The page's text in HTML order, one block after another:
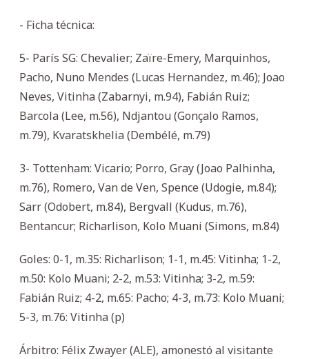
- Ficha técnica:
5- París SG: Chevalier; Zaïre-Emery, Marquinhos,
Pacho, Nuno Mendes (Lucas Hernandez, m.46); Joao
Neves, Vitinha (Zabarnyi, m.94), Fabián Ruiz;
Barcola (Lee, m.56), Ndjantou (Gonçalo Ramos,
m.79), Kvaratskhelia (Dembélé, m.79)
3- Tottenham: Vicario; Porro, Gray (Joao Palhinha,
m.76), Romero, Van de Ven, Spence (Udogie, m.84);
Sarr (Odobert, m.84), Bergvall (Kudus, m.76),
Bentancur; Richarlison, Kolo Muani (Simons, m.84)
Goles: 0-1, m.35: Richarlison; 1-1, m.45: Vitinha; 1-2,
m.50: Kolo Muani; 2-2, m.53: Vitinha; 3-2, m.59:
Fabián Ruiz; 4-2, m.65: Pacho; 4-3, m.73: Kolo Muani;
5-3, m.76: Vitinha (p)
Árbitro: Félix Zwayer (ALE), amonestó al visitante